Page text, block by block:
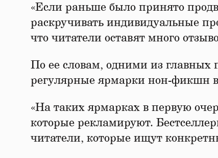
«Если раньше было принято
раскручивать индивидуальные
что читатели оставят много
По ее словам, одними из главных
регулярные ярмарки нон-фикшн
«На таких ярмарках в первую
которые рекламируют.
читатели, которые ищут